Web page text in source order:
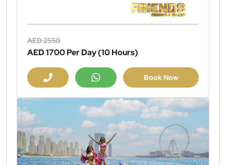
AED 2550
AED 1700Per Day (10 Hours)
Book Now